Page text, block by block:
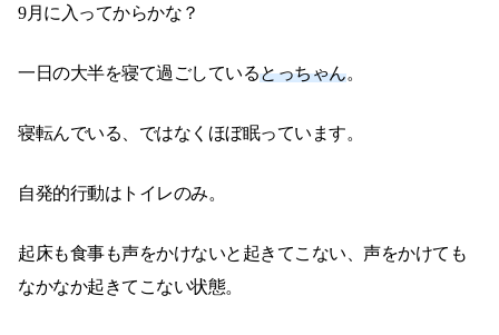
9月に入ってからかな？
一日の大半を寝て過ごしているとっちゃん。
寝転んでいる、ではなくほぼ眠っています。
自発的行動はトイレのみ。
起床も食事も声をかけないと起きてこない、声をかけても
なかなか起きてこない状態。